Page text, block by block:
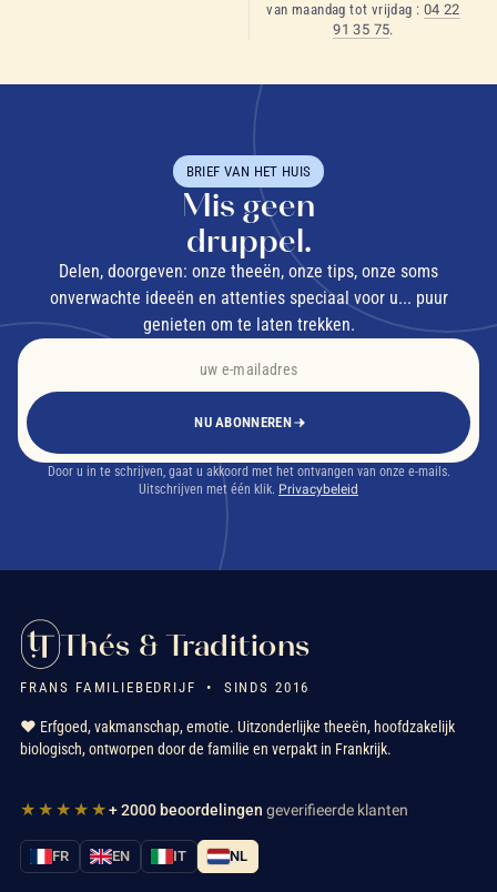
van maandag tot vrijdag : 04 22
91 35 75.
BRIEF VAN HET HUIS
Mis geen
druppel.
Delen, doorgeven: onze theeën, onze tips, onze soms
onverwachte ideeën en attenties speciaal voor u... puur
genieten om te laten trekken.
NU ABONNEREN
Door u in te schrijven, gaat u akkoord met het ontvangen van onze e-mails.
Uitschrijven met één klik. Privacybeleid
Thés & Traditions
FRANS FAMILIEBEDRIJF • SINDS 2016
❤️ Erfgoed, vakmanschap, emotie. Uitzonderlijke theeën, hoofdzakelijk
biologisch, ontworpen door de familie en verpakt in Frankrijk.
★★★★★+ 2000 beoordelingen geverifieerde klanten
FR EN IT NL